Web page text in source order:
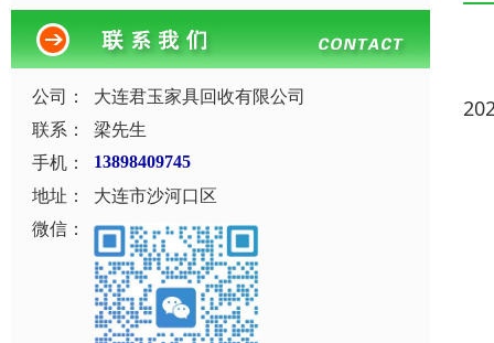
公司：
大连君玉家具回收有限公司
联系：
梁先生
手机：
13898409745
地址：
大连市沙河口区
微信：